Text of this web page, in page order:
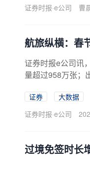
证券时报·e公司
曹
航旅纵横：春
证券时报e公司讯
量超过958万张；
证券 大数据
证券时报·e公司
过境免签时长